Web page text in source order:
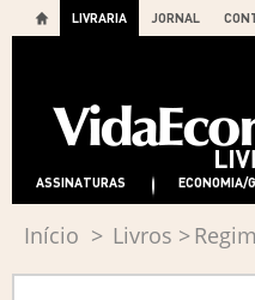
LIVRARIA JORNAL
ASSINATURAS ECONOMIA/
Início > Livros >